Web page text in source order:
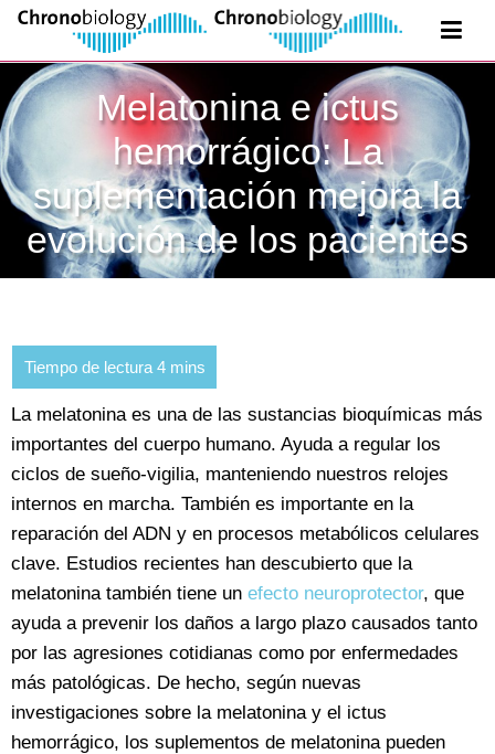
Melatonina e ictus
hemorrágico: La
suplementación mejora la
evolución de los pacientes
La melatonina es una de las sustancias bioquímicas más
importantes del cuerpo humano. Ayuda a regular los
ciclos de sueño-vigilia, manteniendo nuestros relojes
internos en marcha. También es importante en la
reparación del ADN y en procesos metabólicos celulares
clave. Estudios recientes han descubierto que la
melatonina también tiene un efecto neuroprotector, que
ayuda a prevenir los daños a largo plazo causados tanto
por las agresiones cotidianas como por enfermedades
más patológicas. De hecho, según nuevas
investigaciones sobre la melatonina y el ictus
hemorrágico, los suplementos de melatonina pueden